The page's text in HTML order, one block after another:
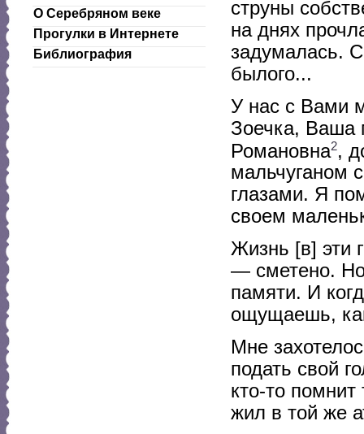
О Серебряном веке
Прогулки в Интернете
Библиография
струны
на днях
задумалась.
былого...
У нас с Вами
Зоечка, Ваша
Романовна2,
мальчуганом
глазами. Я
своем
Жизнь [в] эти
— сметено.
памяти. И
ощущаешь,
Мне
подать свой
кто-то
жил в той же